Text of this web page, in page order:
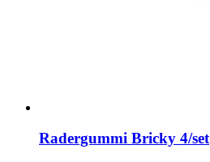
Radergummi Bricky 4/set